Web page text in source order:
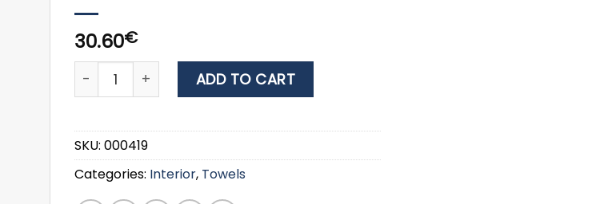
30.60€
DOCK&BAY Towel - Beach - Cabana - Extra Large - Positano Peach quantity
ADD TO CART
SKU: 000419
Categories: Interior, Towels